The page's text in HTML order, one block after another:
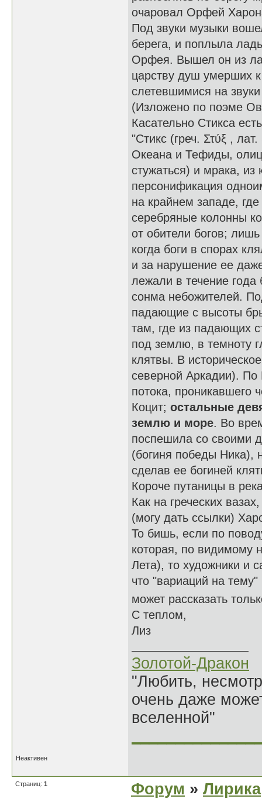
очаровал Орфей
Под звуки музыки
берега, и поплыла
Орфея. Вышел он из
царству душ умерших
слетевшимися на
(Изложено по поэме
Касательно Стикса
"Стикс (греч. Στύξ ,
Океана и Тефиды,
стужаться) и мрака, из
персонификация
на крайнем западе,
серебряные колонны
от обители богов;
когда боги в спорах
и за нарушение ее
лежали в течение года
сонма небожителей.
падающие с высоты
там, где из падающих
под землю, в темноту
клятвы. В
северной Аркадии). По
потока, проникавшего
Коцит; остальные
землю и море. Во
поспешила со своими
(богиня победы Ника),
сделав ее богиней
Короче путаницы в
Как на греческих
(могу дать ссылки)
То бишь, если по
которая, по видимому
Лета), то художники и
что "вариаций на
может рассказать
С теплом,
Лиз
Золотой-Дракон
"Любить,
очень даже
вселенной"
Неактивен
Страниц: 1 Форум » Лирика